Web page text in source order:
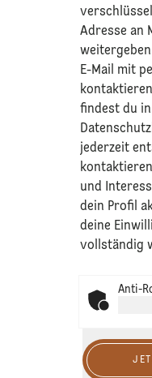
Adresse an
E-Mail mit
findest du
jederzeit
und
dein Profil
deine
vollständig
Anti-